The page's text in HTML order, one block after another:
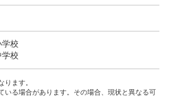
学校
学校
ります。
いる場合があります。その場合、現状と異なる可